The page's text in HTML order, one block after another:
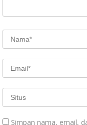
Simpan nama, email,